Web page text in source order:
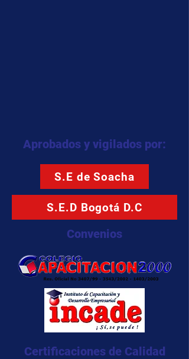
Aprobados y vigilados por:
S.E de Soacha
S.E.D Bogotá D.C
Convenios
Certificaciones de Calidad